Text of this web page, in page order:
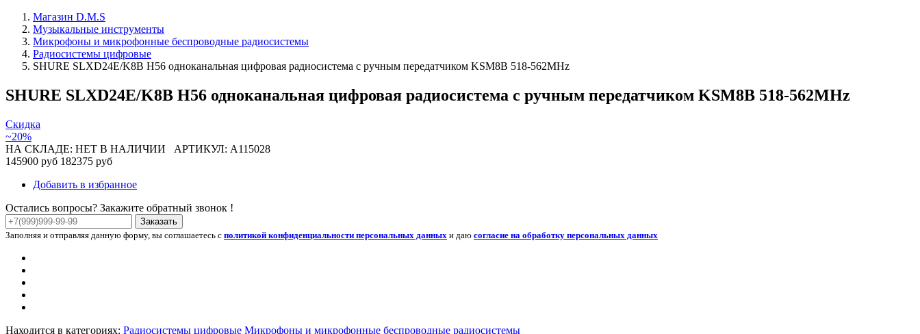
Магазин D.M.S
Музыкальные инструменты
Микрофоны и микрофонные беспроводные радиосистемы
Радиосистемы цифровые
SHURE SLXD24E/K8B H56 одноканальная цифровая радиосистема с ручным передатчиком KSM8B 518-562MHz
SHURE SLXD24E/K8B H56 одноканальная цифровая радиосистема с ручным передатчиком KSM8B 518-562MHz
Скидка
~20%
НА СКЛАДЕ: НЕТ В НАЛИЧИИ АРТИКУЛ: A115028
145900 руб 182375 руб
Добавить в избранное
Остались вопросы? Закажите обратный звонок !
Заказать
Заполняя и отправляя данную форму, вы соглашаетесь с политикой конфиденциальности персональных данных и даю согласие на обработку персональных данных
Находится в категориях: Радиосистемы цифровые Микрофоны и микрофонные беспроводные радиосистемы